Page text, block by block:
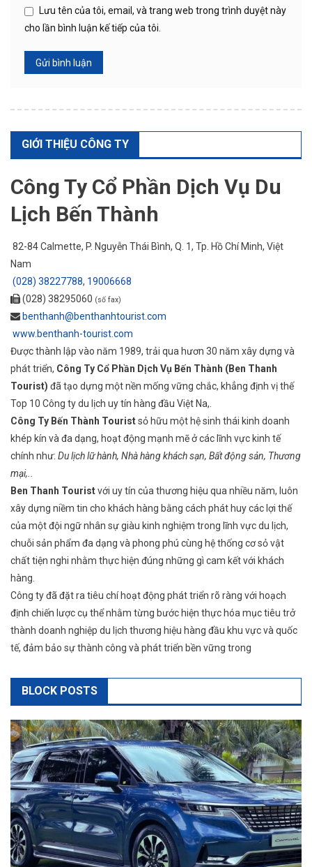
Lưu tên của tôi, email, và trang web trong trình duyệt này
cho lần bình luận kế tiếp của tôi.
GIỚI THIỆU CÔNG TY
Công Ty Cổ Phần Dịch Vụ Du
Lịch Bến Thành
82-84 Calmette, P. Nguyễn Thái Bình, Q. 1, Tp. Hồ Chí Minh, Việt
Nam
(028) 38227788, 19006668
(028) 38295060 (số fax)
benthanh@benthanhtourist.com
www.benthanh-tourist.com
Được thành lập vào năm 1989, trải qua hươn 30 năm xây dựng và
phát triển, Công Ty Cổ Phần Dịch Vụ Bến Thành (Ben Thanh
Tourist) đã tạo dựng một nền mống vững chắc, khẳng định vị thế
Top 10 Công ty du lịch uy tín hàng đầu Việt Na,.
Công Ty Bến Thành Touristsỏ hữu một hệ sinh thái kinh doanh
khép kín và đa dạng, hoạt động mạnh mẽ ở các lĩnh vực kinh tế
chính như: Du lịch lữ hành, Nhà hàng khách sạn, Bất động sản, Thương
mại,..
Ben Thanh Touristvới uy tín của thương hiệu qua nhiều năm, luôn
xây dựng niềm tin cho khách hàng bằng cách phát huy các lợi thế
của một đội ngữ nhân sự giàu kinh nghiệm trong lĩnh vực du lịch,
chuỗi sản phẩm đa dạng và phong phú cùng hệ thống cơ sỏ vật
chất tiện nghi nhằm thực hiện đúng những gì cam kết với khách
hàng.
Công ty đã đặt ra tiêu chí hoạt động phát triển rõ ràng với hoạch
định chiến lược cụ thể nhằm từng bước hiện thực hóa mục tiêu trở
thành doanh nghiệp du lịch thương hiệu hàng đầu khu vực và quốc
tế, đảm bảo sự thành công và phát triển bền vững trong
BLOCK POSTS